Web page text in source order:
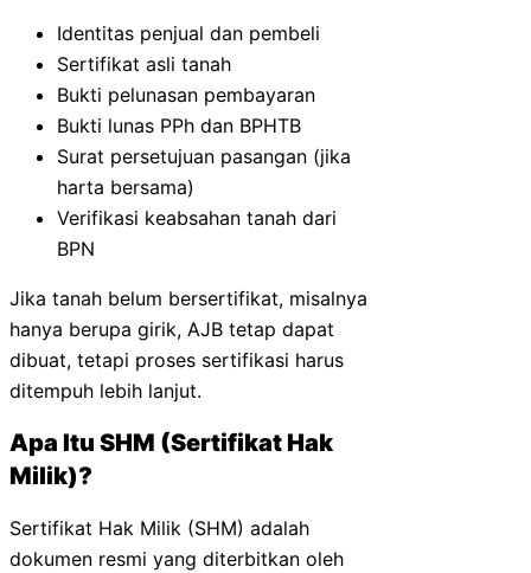
Identitas penjual dan pembeli
Sertifikat asli tanah
Bukti pelunasan pembayaran
Bukti lunas PPh dan BPHTB
Surat persetujuan pasangan (jika
harta bersama)
Verifikasi keabsahan tanah dari
BPN
Jika tanah belum bersertifikat, misalnya
hanya berupa girik, AJB tetap dapat
dibuat, tetapi proses sertifikasi harus
ditempuh lebih lanjut.
Apa Itu SHM (Sertifikat Hak
Milik)?
Sertifikat Hak Milik (SHM) adalah
dokumen resmi yang diterbitkan oleh